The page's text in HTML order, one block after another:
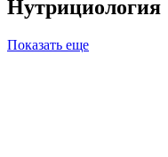
Нутрициология
Показать еще